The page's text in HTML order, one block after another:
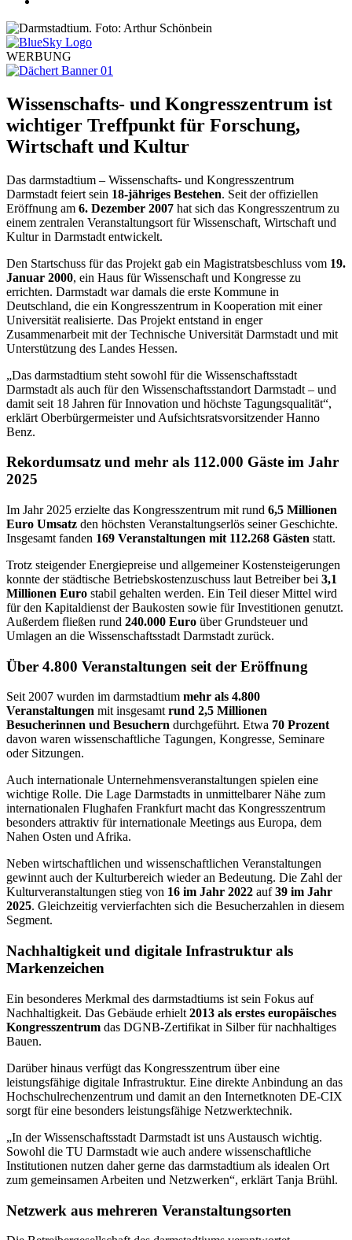
WERBUNG
Wissenschafts- und Kongresszentrum ist
wichtiger Treffpunkt für Forschung,
Wirtschaft und Kultur
Das darmstadtium – Wissenschafts- und Kongresszentrum
Darmstadt feiert sein 18-jähriges Bestehen. Seit der offiziellen
Eröffnung am 6. Dezember 2007 hat sich das Kongresszentrum zu
einem zentralen Veranstaltungsort für Wissenschaft, Wirtschaft und
Kultur in Darmstadt entwickelt.
Den Startschuss für das Projekt gab ein Magistratsbeschluss vom 19.
Januar 2000, ein Haus für Wissenschaft und Kongresse zu
errichten. Darmstadt war damals die erste Kommune in
Deutschland, die ein Kongresszentrum in Kooperation mit einer
Universität realisierte. Das Projekt entstand in enger
Zusammenarbeit mit der Technische Universität Darmstadt und mit
Unterstützung des Landes Hessen.
„Das darmstadtium steht sowohl für die Wissenschaftsstadt
Darmstadt als auch für den Wissenschaftsstandort Darmstadt – und
damit seit 18 Jahren für Innovation und höchste Tagungsqualität“,
erklärt Oberbürgermeister und Aufsichtsratsvorsitzender Hanno
Benz.
Rekordumsatz und mehr als 112.000 Gäste im Jahr
2025
Im Jahr 2025 erzielte das Kongresszentrum mit rund 6,5 Millionen
Euro Umsatz den höchsten Veranstaltungserlös seiner Geschichte.
Insgesamt fanden 169 Veranstaltungen mit 112.268 Gästen statt.
Trotz steigender Energiepreise und allgemeiner Kostensteigerungen
konnte der städtische Betriebskostenzuschuss laut Betreiber bei 3,1
Millionen Euro stabil gehalten werden. Ein Teil dieser Mittel wird
für den Kapitaldienst der Baukosten sowie für Investitionen genutzt.
Außerdem fließen rund 240.000 Euro über Grundsteuer und
Umlagen an die Wissenschaftsstadt Darmstadt zurück.
Über 4.800 Veranstaltungen seit der Eröffnung
Seit 2007 wurden im darmstadtium mehr als 4.800
Veranstaltungen mit insgesamtrund 2,5 Millionen
Besucherinnen und Besuchern durchgeführt. Etwa 70 Prozent
davon waren wissenschaftliche Tagungen, Kongresse, Seminare
oder Sitzungen.
Auch internationale Unternehmensveranstaltungen spielen eine
wichtige Rolle. Die Lage Darmstadts in unmittelbarer Nähe zum
internationalen Flughafen Frankfurt macht das Kongresszentrum
besonders attraktiv für internationale Meetings aus Europa, dem
Nahen Osten und Afrika.
Neben wirtschaftlichen und wissenschaftlichen Veranstaltungen
gewinnt auch der Kulturbereich wieder an Bedeutung. Die Zahl der
Kulturveranstaltungen stieg von 16 im Jahr 2022 auf39 im Jahr
2025. Gleichzeitig vervierfachten sich die Besucherzahlen in diesem
Segment.
Nachhaltigkeit und digitale Infrastruktur als
Markenzeichen
Ein besonderes Merkmal des darmstadtiums ist sein Fokus auf
Nachhaltigkeit. Das Gebäude erhielt 2013 als erstes europäisches
Kongresszentrum das DGNB-Zertifikat in Silber für nachhaltiges
Bauen.
Darüber hinaus verfügt das Kongresszentrum über eine
leistungsfähige digitale Infrastruktur. Eine direkte Anbindung an das
Hochschulrechenzentrum und damit an den Internetknoten DE-CIX
sorgt für eine besonders leistungsfähige Netzwerktechnik.
„In der Wissenschaftsstadt Darmstadt ist uns Austausch wichtig.
Sowohl die TU Darmstadt wie auch andere wissenschaftliche
Institutionen nutzen daher gerne das darmstadtium als idealen Ort
zum gemeinsamen Arbeiten und Netzwerken“, erklärt Tanja Brühl.
Netzwerk aus mehreren Veranstaltungsorten